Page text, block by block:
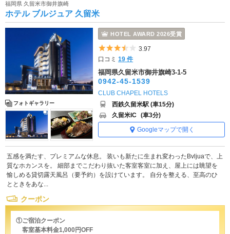
福岡県 久留米市御井旗崎
ホテル ブルジュア 久留米
フォトギャラリー
HOTEL AWARD 2026受賞
5つ星のうち3.5
3.97
口コミ19 件
福岡県久留米市御井旗崎3-1-5
0942-45-1539
CLUB CHAPEL HOTELS
西鉄久留米駅 (車15分)
久留米IC (車3分)
Googleマップで開く
五感を満たす、プレミアムな休息。 装いも新たに生まれ変わったBvljuaで、上
質なホカンスを。 細部までこだわり抜いた客室客室に加え、屋上には眺望を
愉しめる貸切露天風呂（要予約）を設けています。 自分を整える、至高のひ
とときをあな...
クーポン
①ご宿泊クーポン
客室基本料金1,000円OFF